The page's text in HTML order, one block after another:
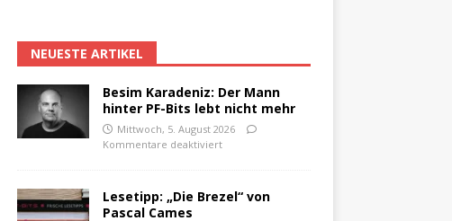
NEUESTE ARTIKEL
Besim Karadeniz: Der Mann
hinter PF-Bits lebt nicht mehr
Mittwoch, 5. August 2026
Kommentare deaktiviert
Lesetipp: „Die Brezel“ von
Pascal Cames